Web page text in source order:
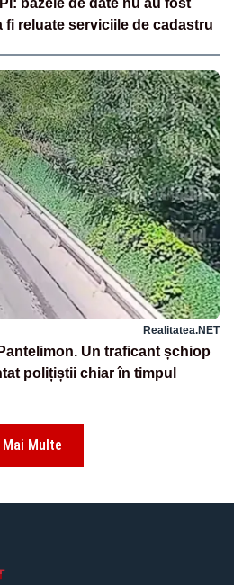
bazele de date nu au fost
fi reluate serviciile de cadastru
Realitatea.NET
Un traficant șchiop
polițiștii chiar în timpul
Mai Multe